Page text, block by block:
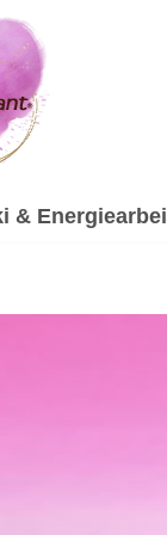
&
&
Beratung,